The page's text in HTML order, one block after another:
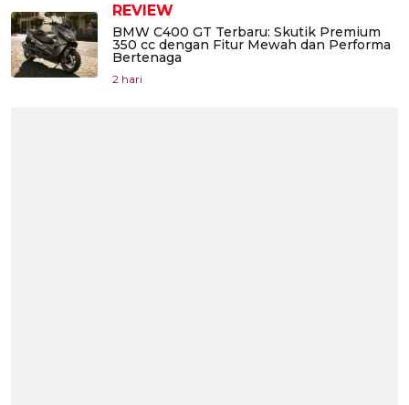
REVIEW
BMW C400 GT Terbaru: Skutik Premium
350 cc dengan Fitur Mewah dan Performa
Bertenaga
2 hari